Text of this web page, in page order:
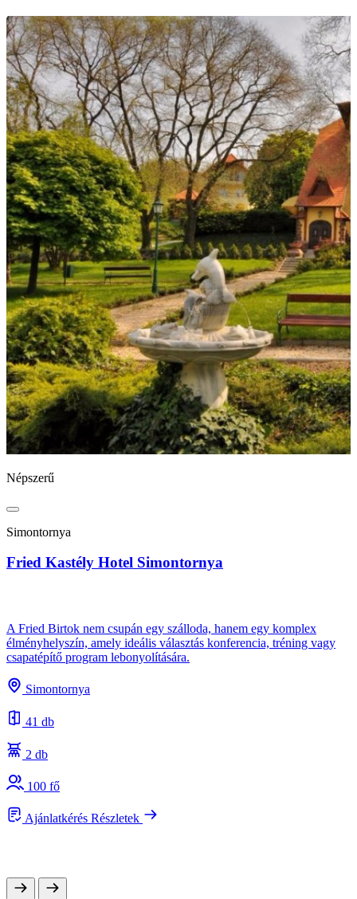
Népszerű
Simontornya
Fried Kastély Hotel Simontornya
A Fried Birtok nem csupán egy szálloda, hanem egy komplex
élményhelyszín, amely ideális választás konferencia, tréning vagy
csapatépítő program lebonyolítására.
Simontornya
41 db
2 db
100 fő
Ajánlatkérés Részletek